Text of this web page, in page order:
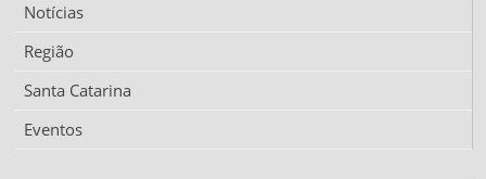
Notícias
Região
Santa Catarina
Eventos